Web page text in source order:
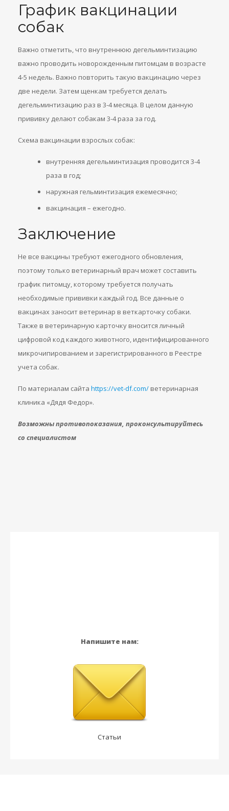
График вакцинации
собак
Важно отметить, что внутреннюю дегельминтизацию
важно проводить новорожденным питомцам в возрасте
4-5 недель. Важно повторить такую вакцинацию через
две недели. Затем щенкам требуется делать
дегельминтизацию раз в 3-4 месяца. В целом данную
прививку делают собакам 3-4 раза за год.
Схема вакцинации взрослых собак:
внутренняя дегельминтизация проводится 3-4
раза в год;
наружная гельминтизация ежемесячно;
вакцинация – ежегодно.
Заключение
Не все вакцины требуют ежегодного обновления,
поэтому только ветеринарный врач может составить
график питомцу, которому требуется получать
необходимые прививки каждый год. Все данные о
вакцинах заносит ветеринар в веткарточку собаки.
Также в ветеринарную карточку вносится личный
цифровой код каждого животного, идентифицированного
микрочипированием и зарегистрированного в Реестре
учета собак.
По материалам сайта https://vet-df.com/ ветеринарная
клиника «Дядя Федор».
Возможны противопоказания, проконсультируйтесь
со специалистом
Напишите нам:
Статьи